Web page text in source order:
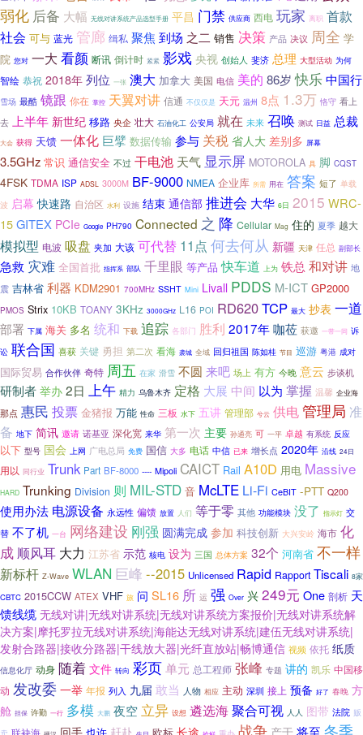
弱化 后备 大幅 无线对讲系统产品选型手册 平昌 门禁 供应商 西电 玩家 离职 首款
社会 可与 蓝光 管廊 缉私 聚焦 到场 之二 销售 决策 产品 决议 周全 学
院 您对 一大 看颜 断讯 倒计时 紧紧 影戏 央视 创始人 斐济 总理 大型活动 为何
智绘 恭祝 2018年 列位 一张 澳大 加拿大 美国 电信 美的 86岁 快乐中国行
雪场 最酷 镜跟 你在 掌控 天翼对讲 信通 不仅仅是 天元 温州 8点 1.3万 恪守 看上
去
上半年 新世纪 移路 央企 壮大 石油化工 公安局 就在 未来 召唤 测试 日益 总裁
大会 获得 天馈 一体化 巨擘 数据传输 参与 关税 省人大 差别多 屏幕
3.5GHz 常识 通信安全 不过 干电池 天气 显示屏 MOTOROLA 具 脚 CQST
4FSK TDMA ISP ADSL 3000M BF-9000 NMEA 企业库 所需 用在 答案 短了 单载
波 启幕 快速路 自治区 水利 设施 结束 通信部 推进会 大华 6日 2015 WRC-
15GITEX PCIe Google PH790 Connected 之 降 Cellular Mag 住的 夏季 越大
模拟型 电波 吸盘 夹加 大该 可代替 11点 何去何从 新疆 天津 任总 副部长
急救 灾难 全国首批 指挥系 部队 千里眼 等产品 快车道 上为 铁总 和对讲 地
震 吉林省 利器 KDM2901 700MHz SSHT Mini Livall PDDS M-ICT GP2000
PMOS Strix 10KB TOANY 3KHz 3000GHz L16 POI RD620TCP 最大 抄表 一道
部署 下属 海关 多名 统和 下载 追踪 各部门 胜利 2017年咖莅 获邀 一带一同 诉
讼 联合国 喜获 关键 勇担 第二次 看海 袭城 全域 回归祖国 陈如桂 节目 巡游 粤港 成对
国际贸易 合作伙伴 奇特 周五 在家 滑雪 不圆 来吧 场上 有方 今晚 意云 步谈机
研制者 举办 2日 上午 精力 乌鲁木齐 定格 大展 中间 以为 掌握 温馨 企业海
那点 惠民 投票 金猪报 万能 性命 三板 水下 五讲 管理部 兮云 供电管理局 准
备 地下 简讯 邀请 诺基亚 深化宽 来华 第一次 主要 孙通亮 可 一平 卓越 有系统 反应
以下 型号 国会 上网 广电总局 免费 国信 大多 电话 中信 已来 增长点 2020年 沿线 24日
用以 同行业 Trunk Part BF-8000 ---- Mipoli CAICT Rail A10D 用电 Massive
HARD Trunking Division 则 MIL-STD 音 McLTE Li-Fi CeBIT -PTT Q200
使用办法 电源设备 永远性 偏馈 放置 人们 等于零 其他 功能模块 没了 指示灯 交
替 不了机 一台 网络建设 刚强 圆满完成 参加 科技创新 大兴安岭 海市 化
成 顺风耳 大力 江苏省 示范 核电 设为 三国 总体方案 32个 河南省 不一样
新标杆 Z-Wave WLAN 巨峰 --2015 Unlicensed Rapid Rapport Tiscali 8家
CBTC 2015CCW ATEX VHF 旅 问 SL16 所 运 强 Over 兴 249元 One 剖析 天
馈线缆 无线对讲|无线对讲系统|无线对讲系统方案报价|无线对讲系统解
决方案|摩托罗拉无线对讲系统|海能达无线对讲系统|建伍无线对讲系统|
发射合路器|接收分路器|干线放大器|光纤直放站|畅博通信 视频 依托 纸质
信息化厅 动身 随着 文件 转向 彩页单元 总工程师 张峰 专题 讲的 凯乐 中国移
动 发改委 一举 年报 列入 九届 敢当 人物 相应 主动 深圳 接上 预备 好了 春晚 方
舱 担保 许勤 一行 多模 大鹏 夜空 立异 设想 遴选海聚合可视 人人 图带 法院 贩
联袂海 回手 赶赴 长途 战争 产于 将至 冬季